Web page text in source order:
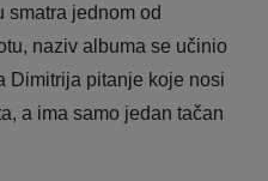
smatra jednom od
naziv albuma se učinio
Dimitrija pitanje koje nosi
a ima samo jedan tačan